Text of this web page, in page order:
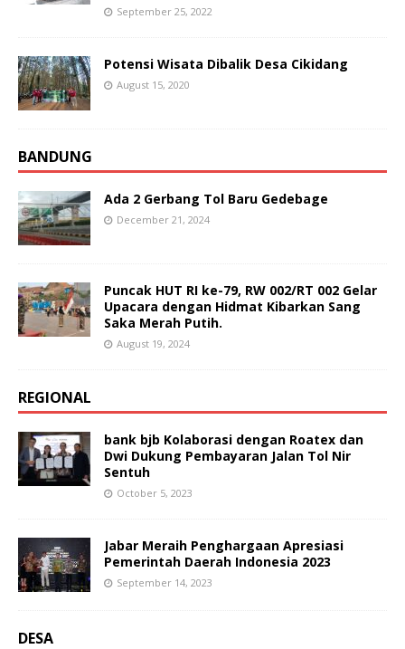
September 25, 2022
Potensi Wisata Dibalik Desa Cikidang
August 15, 2020
BANDUNG
Ada 2 Gerbang Tol Baru Gedebage
December 21, 2024
Puncak HUT RI ke-79, RW 002/RT 002 Gelar
Upacara dengan Hidmat Kibarkan Sang
Saka Merah Putih.
August 19, 2024
REGIONAL
bank bjb Kolaborasi dengan Roatex dan
Dwi Dukung Pembayaran Jalan Tol Nir
Sentuh
October 5, 2023
Jabar Meraih Penghargaan Apresiasi
Pemerintah Daerah Indonesia 2023
September 14, 2023
DESA